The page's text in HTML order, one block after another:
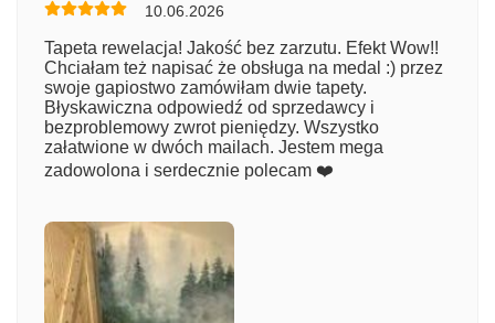
Numer zamówienia
Imię
10.06.2026
Tapeta rewelacja! Jakość bez zarzutu. Efekt Wow!!
Chciałam też napisać że obsługa na medal :) przez
swoje gapiostwo zamówiłam dwie tapety.
Błyskawiczna odpowiedź od sprzedawcy i
bezproblemowy zwrot pieniędzy. Wszystko
załatwione w dwóch mailach. Jestem mega
zadowolona i serdecznie polecam ❤️